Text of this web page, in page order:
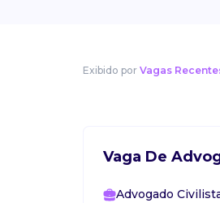
Exibido por Vagas
Vaga De
Advogado